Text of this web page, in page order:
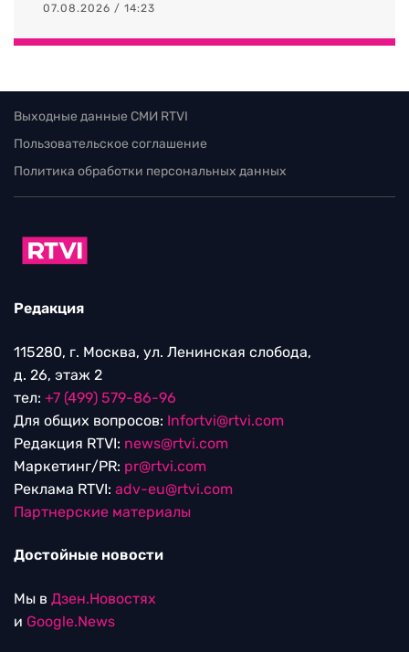
07.08.2026 / 14:23
Выходные данные СМИ RTVI
Пользовательское соглашение
Политика обработки персональных данных
Редакция
115280, г. Москва, ул. Ленинская слобода,
д. 26, этаж 2
тел: +7 (499) 579-86-96
Для общих вопросов: Infortvi@rtvi.com
Редакция RTVI: news@rtvi.com
Маркетинг/PR: pr@rtvi.com
Реклама RTVI: adv-eu@rtvi.com
Партнерские материалы
Достойные новости
Мы в Дзен.Новостях
и Google.News